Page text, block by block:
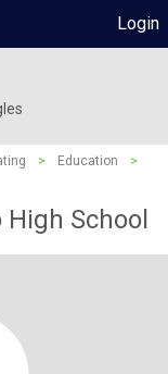
Login
> Education
>
School